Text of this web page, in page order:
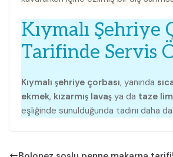
Kıymalı Şehriye
Tarifinde Servis
Kıymalı şehriye çorbası, yanında
ekmek, kızarmış lavaş ya da taze
eşliğinde sunulduğunda tadını daha da